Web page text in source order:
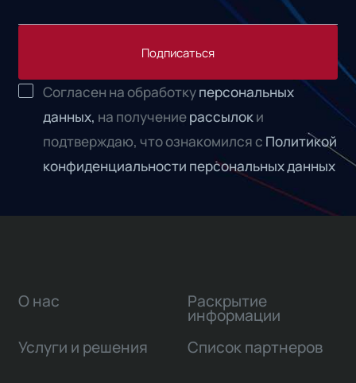
Подписаться
Согласен на обработкуперсональных
данных, на получениерассылоки
подтверждаю, что ознакомился с Политикой
конфиденциальности персональных данных
О нас
Услуги и решения
Раскрытие
информации
Список партнеров